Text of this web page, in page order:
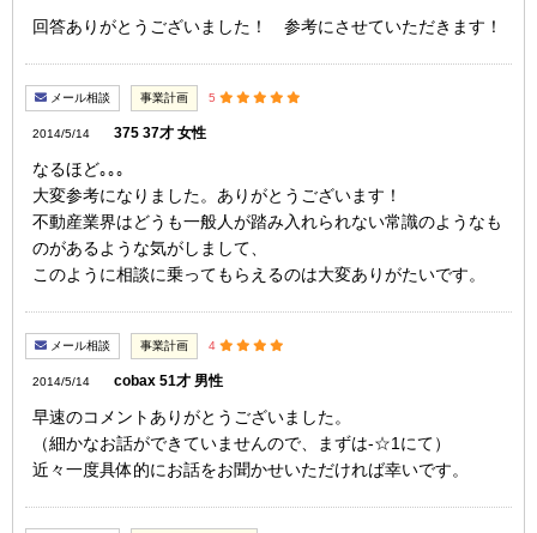
回答ありがとうございました！ 参考にさせていただきます！
メール相談 事業計画 5
2014/5/14 375 37才 女性
なるほど｡｡｡
大変参考になりました。ありがとうございます！
不動産業界はどうも一般人が踏み入れられない常識のようなも
のがあるような気がしまして、
このように相談に乗ってもらえるのは大変ありがたいです。
メール相談 事業計画 4
2014/5/14 cobax 51才 男性
早速のコメントありがとうございました。
（細かなお話ができていませんので、まずは-☆1にて）
近々一度具体的にお話をお聞かせいただければ幸いです。